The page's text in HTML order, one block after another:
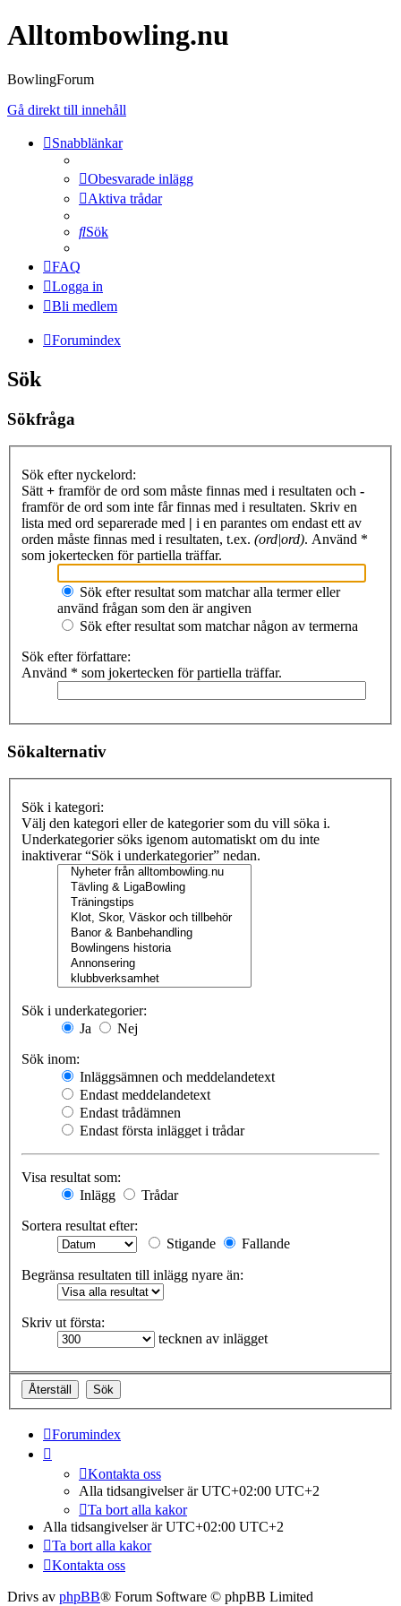
Alltombowling.nu
BowlingForum
Gå direkt till innehåll
Snabblänkar
Obesvarade inlägg
Aktiva trådar
Sök
FAQ
Logga in
Bli medlem
Forumindex
Sök
Sökfråga
Sök efter nyckelord:
Sätt + framför de ord som måste finnas med i resultaten och -
framför de ord som inte får finnas med i resultaten. Skriv en
lista med ord separerade med | i en parantes om endast ett av
orden måste finnas med i resultaten, t.ex. (ord|ord). Använd *
som jokertecken för partiella träffar.
Sök efter resultat som matchar alla termer eller
använd frågan som den är angiven
Sök efter resultat som matchar någon av termerna
Sök efter författare:
Använd * som jokertecken för partiella träffar.
Sökalternativ
Sök i kategori:
Välj den kategori eller de kategorier som du vill söka i.
Underkategorier söks igenom automatiskt om du inte
inaktiverar “Sök i underkategorier” nedan.
Sök i underkategorier:
Ja
Nej
Sök inom:
Inläggsämnen och meddelandetext
Endast meddelandetext
Endast trådämnen
Endast första inlägget i trådar
Visa resultat som:
Inlägg
Trådar
Sortera resultat efter:
Stigande
Fallande
Begränsa resultaten till inlägg nyare än:
Skriv ut första:
tecknen av inlägget
Forumindex
Kontakta oss
Alla tidsangivelser är UTC+02:00 UTC+2
Ta bort alla kakor
Alla tidsangivelser är UTC+02:00 UTC+2
Ta bort alla kakor
Kontakta oss
Drivs av phpBB® Forum Software © phpBB Limited